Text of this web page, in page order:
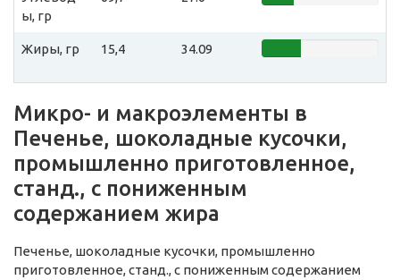
ы, гр
Жиры, гр 15,4 34.09
Микро- и макроэлементы в
Печенье, шоколадные кусочки,
промышленно приготовленное,
станд., с пониженным
содержанием жира
Печенье, шоколадные кусочки, промышленно
приготовленное, станд., с пониженным содержанием